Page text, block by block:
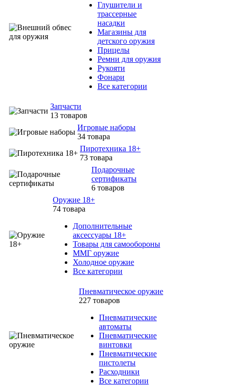
Глушители и
трассерные
насадки
Магазины для
детского оружия
Прицелы
Ремни для оружия
Рукояти
Фонари
Все категории
Запчасти
13 товаров
Игровые наборы
34 товара
Пиротехника 18+
73 товара
Подарочные
сертификаты
6 товаров
Оружие 18+
74 товара
Дополнительные
аксессуары 18+
Товары для самообороны
ММГ оружие
Холодное оружие
Все категории
Пневматическое оружие
227 товаров
Пневматические
автоматы
Пневматические
винтовки
Пневматические
пистолеты
Расходники
Все категории